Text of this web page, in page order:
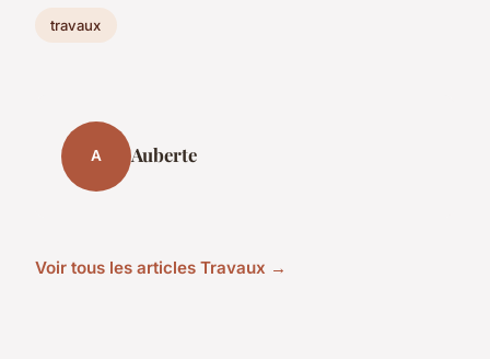
travaux
A Auberte
Voir tous les articles Travaux →